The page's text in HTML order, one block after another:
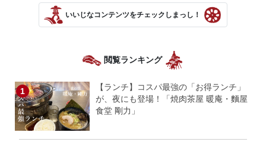
いいじなコンテンツをチェックしまっし！
閲覧ランキング
【ランチ】コスパ最強の「お得ランチ」
が、夜にも登場！「焼肉茶屋 暖庵・麵屋
食堂 剛力」